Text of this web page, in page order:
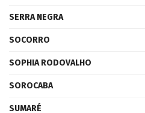
SERRA NEGRA
SOCORRO
SOPHIA RODOVALHO
SOROCABA
SUMARÉ